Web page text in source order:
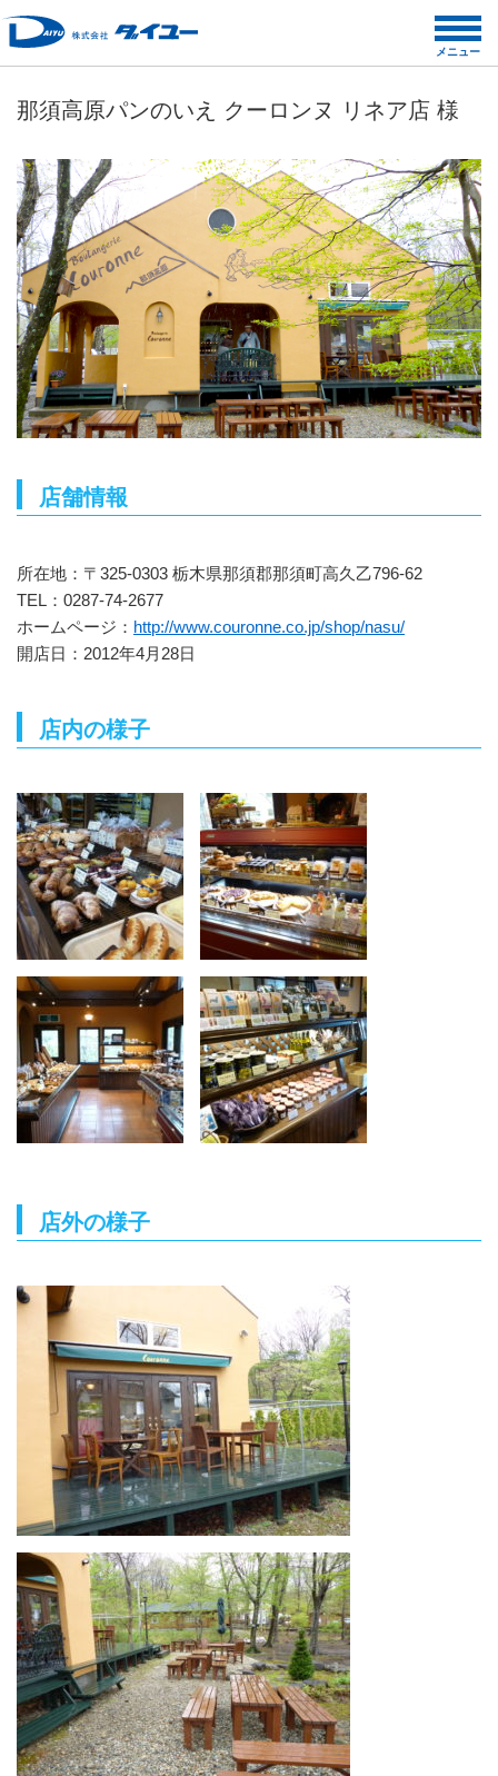
コ
テ
メニュー
那須高原パンのいえ クーロンヌ リネア店 様
店舗情報
所在地：〒325-0303 栃木県那須郡那須町高久乙796-62
TEL：0287-74-2677
ホームページ： http://www.couronne.co.jp/shop/nasu/
開店日：2012年4月28日
店内の様子
店外の様子